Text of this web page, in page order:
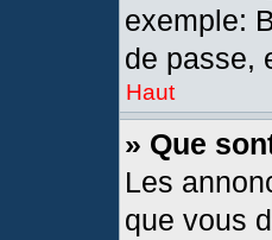
exemple:
de passe,
Haut
» Que
Les
que vous